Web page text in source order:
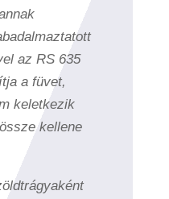
az RS 635
a füvet,
keletkezik
kellene